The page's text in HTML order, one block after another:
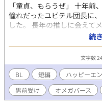
「童貞、もらうぜ」 十年
憧れだったユピテル団長に
した。 長年の推しに会えて
し誰よりも男前なユピテル
(18)×騎士(30) 再会年下攻
っとファンタジーで設定に
点、後半は受け視点です。
シリーズの世界観ですが、
続
文字数
BL 短編 ハッピーエ
男前受け
オメガバース